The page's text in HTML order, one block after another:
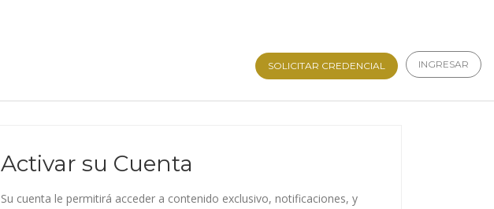
SOLICITAR CREDENCIAL INGRESAR
Activar su Cuenta
Su cuenta le permitirá acceder a contenido exclusivo, notificaciones, y